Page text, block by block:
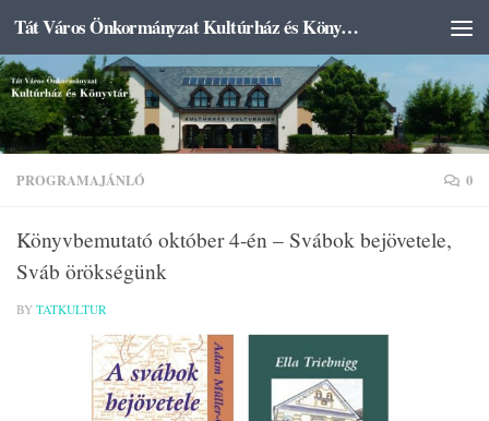
Skip to content Tát Város Önkormányzat Kultúrház és Könyvtár
PROGRAMAJÁNLÓ 0
Könyvbemutató október 4-én – Svábok bejövetele,
Sváb örökségünk
BY TATKULTUR